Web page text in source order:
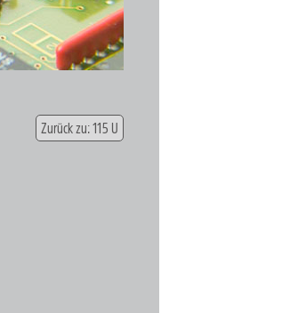
Zurück zu: 115 U